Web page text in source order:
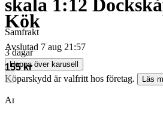
skala 1:12
Kök
Avslutad 7 aug 21:57
155 kr
Köparskydd är valfritt hos företag.
Läs
Annonsen är avslutad. Såld med Köp nu.
Samfrakt
3 dagar
Hoppa över karusell